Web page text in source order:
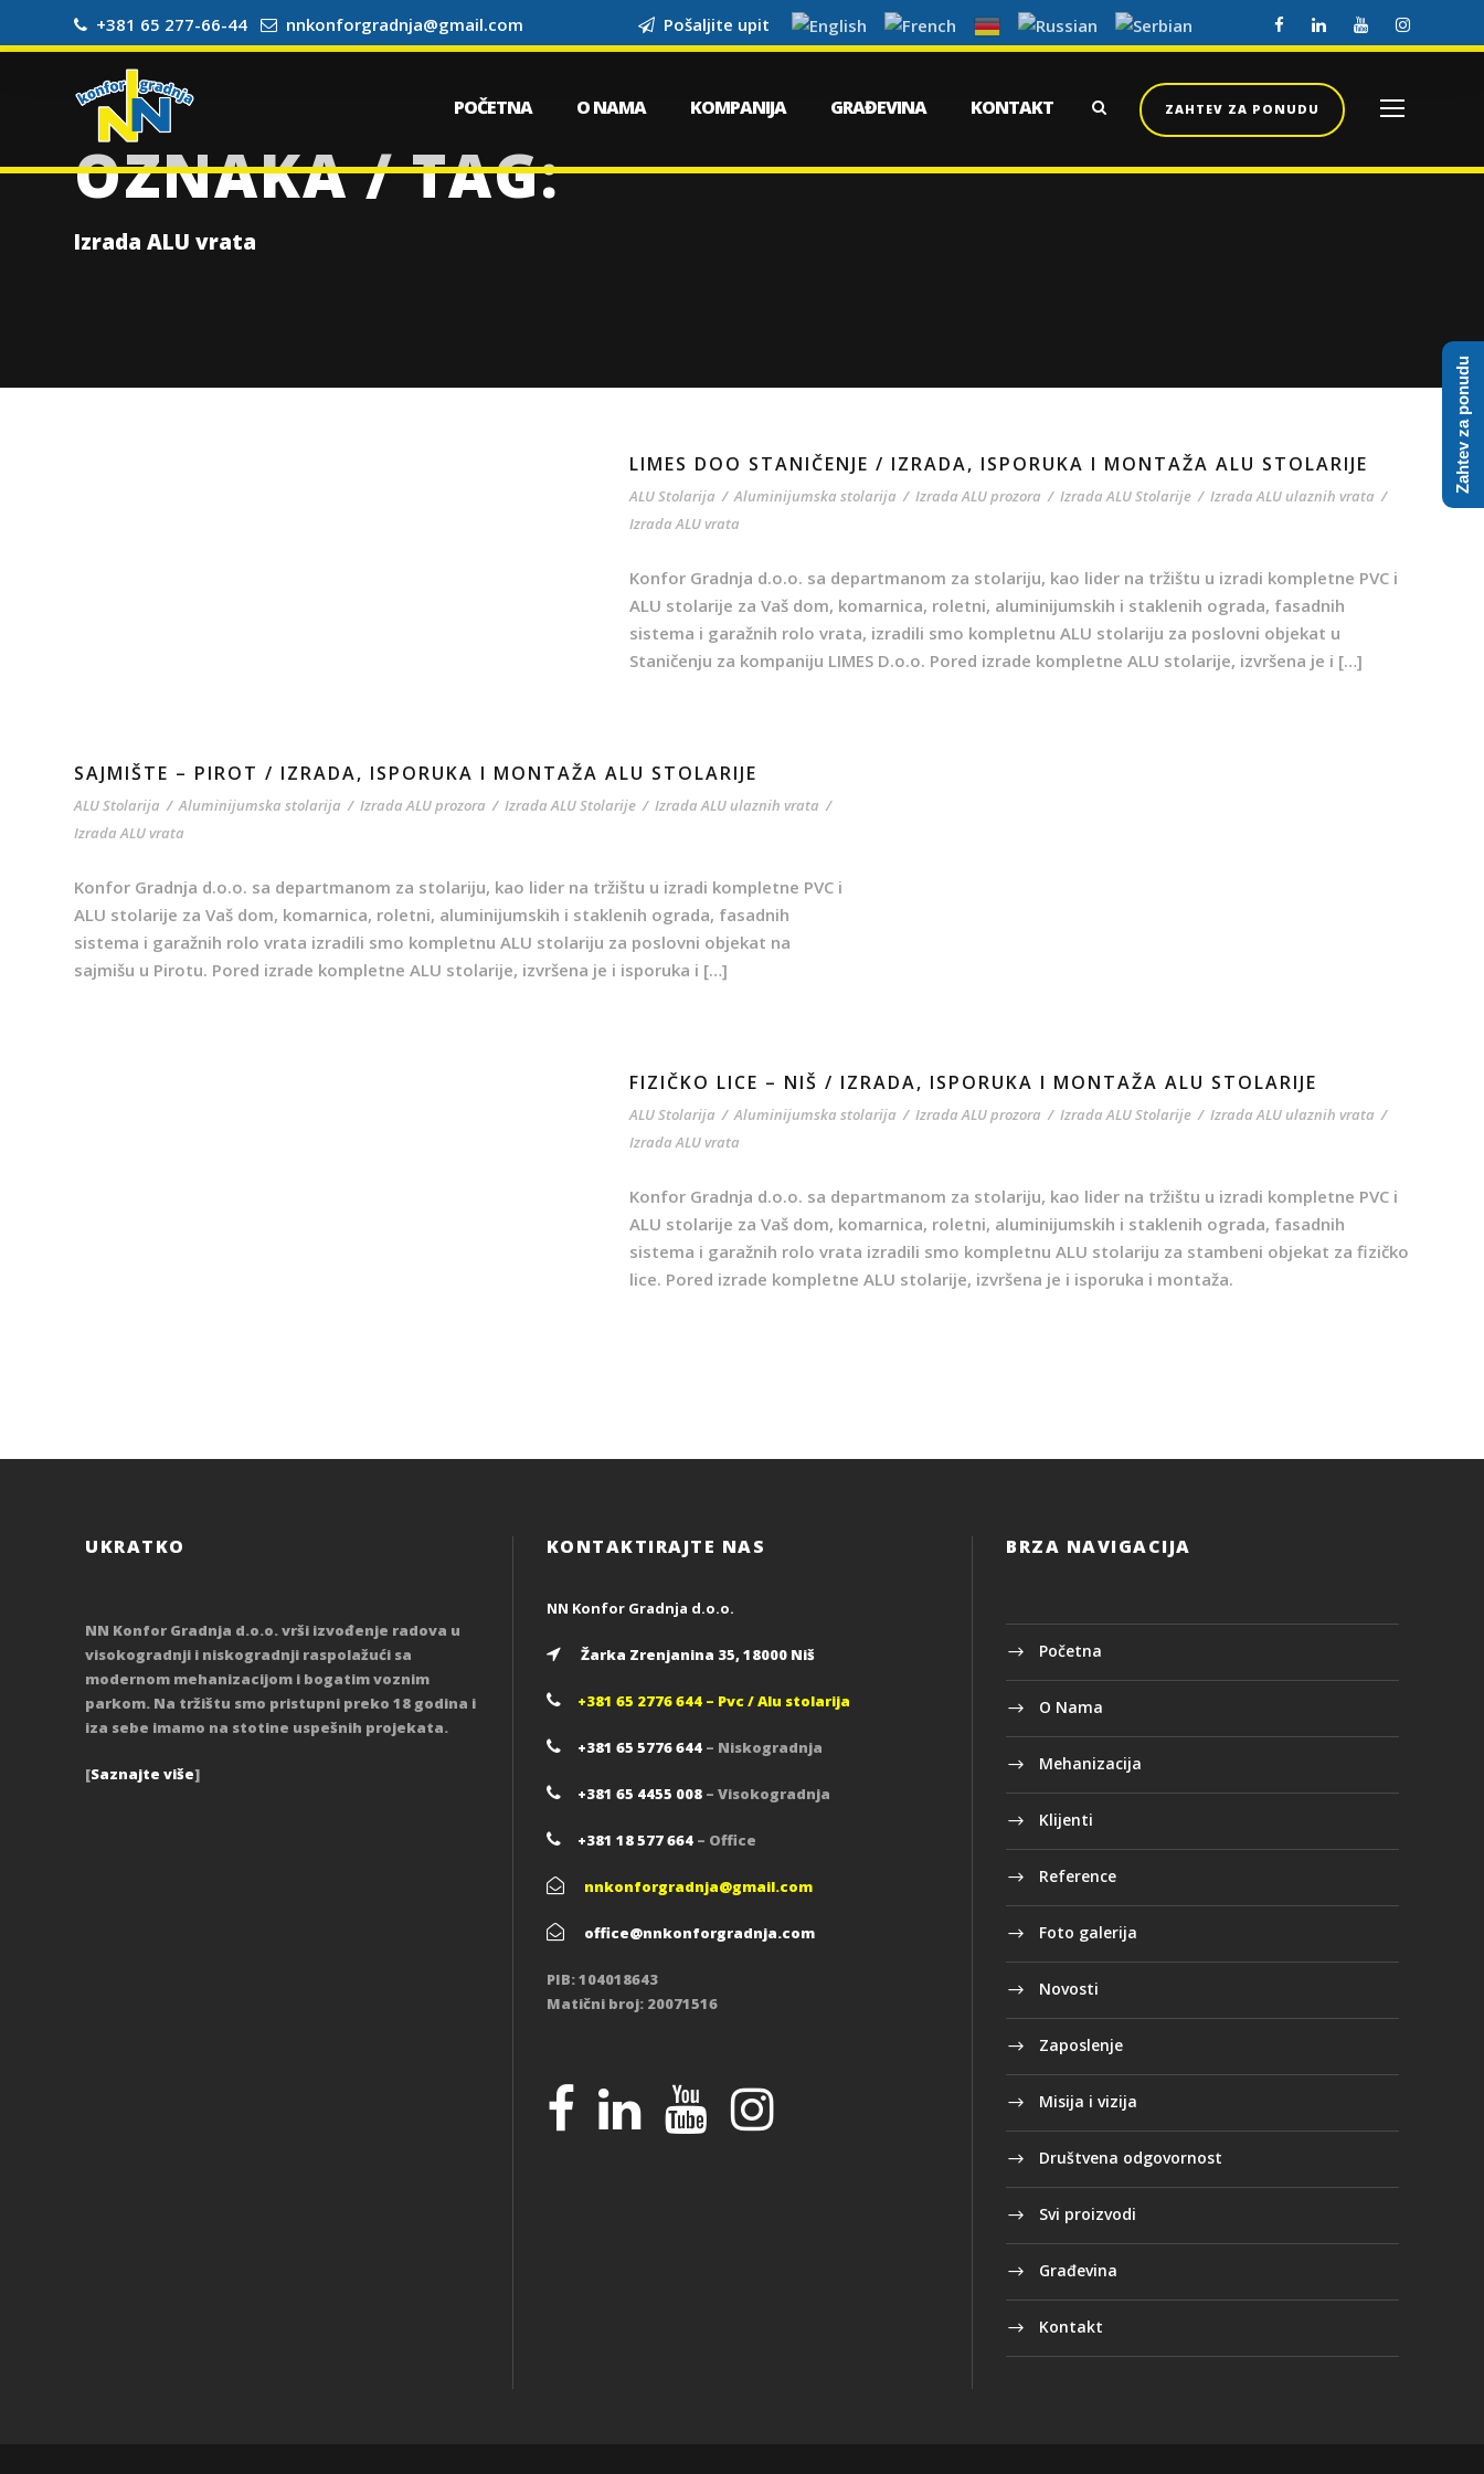
+381 65 277-66-44 nnkonforgradnja@gmail.com Pošaljite upit
POČETNA O NAMA KOMPANIJA GRAĐEVINA KONTAKT ZAHTEV ZA PONUDU
OZNAKA / TAG:
Izrada ALU vrata
LIMES DOO STANIČENJE / IZRADA, ISPORUKA I MONTAŽA ALU STOLARIJE
ALU Stolarija / Aluminijumska stolarija / Izrada ALU prozora / Izrada ALU Stolarije / Izrada ALU ulaznih vrata /
Izrada ALU vrata
Konfor Gradnja d.o.o. sa departmanom za stolariju, kao lider na tržištu u izradi kompletne PVC i
ALU stolarije za Vaš dom, komarnica, roletni, aluminijumskih i staklenih ograda, fasadnih
sistema i garažnih rolo vrata, izradili smo kompletnu ALU stolariju za poslovni objekat u
Staničenju za kompaniju LIMES D.o.o. Pored izrade kompletne ALU stolarije, izvršena je i […]
SAJMIŠTE – PIROT / IZRADA, ISPORUKA I MONTAŽA ALU STOLARIJE
ALU Stolarija / Aluminijumska stolarija / Izrada ALU prozora / Izrada ALU Stolarije / Izrada ALU ulaznih vrata /
Izrada ALU vrata
Konfor Gradnja d.o.o. sa departmanom za stolariju, kao lider na tržištu u izradi kompletne PVC i
ALU stolarije za Vaš dom, komarnica, roletni, aluminijumskih i staklenih ograda, fasadnih
sistema i garažnih rolo vrata izradili smo kompletnu ALU stolariju za poslovni objekat na
sajmišu u Pirotu. Pored izrade kompletne ALU stolarije, izvršena je i isporuka i […]
FIZIČKO LICE – NIŠ / IZRADA, ISPORUKA I MONTAŽA ALU STOLARIJE
ALU Stolarija / Aluminijumska stolarija / Izrada ALU prozora / Izrada ALU Stolarije / Izrada ALU ulaznih vrata /
Izrada ALU vrata
Konfor Gradnja d.o.o. sa departmanom za stolariju, kao lider na tržištu u izradi kompletne PVC i
ALU stolarije za Vaš dom, komarnica, roletni, aluminijumskih i staklenih ograda, fasadnih
sistema i garažnih rolo vrata izradili smo kompletnu ALU stolariju za stambeni objekat za fizičko
lice. Pored izrade kompletne ALU stolarije, izvršena je i isporuka i montaža.
UKRATKO
NN Konfor Gradnja d.o.o. vrši izvođenje radova u
visokogradnji i niskogradnji raspolažući sa
modernom mehanizacijom i bogatim voznim
parkom. Na tržištu smo pristupni preko 18 godina i
iza sebe imamo na stotine uspešnih projekata.
[Saznajte više]
KONTAKTIRAJTE NAS
NN Konfor Gradnja d.o.o.
Žarka Zrenjanina 35, 18000 Niš
+381 65 2776 644– Pvc / Alu stolarija
+381 65 5776 644– Niskogradnja
+381 65 4455 008– Visokogradnja
+381 18 577 664– Office
nnkonforgradnja@gmail.com
office@nnkonforgradnja.com
PIB: 104018643
Matični broj: 20071516
BRZA NAVIGACIJA
Početna
O Nama
Mehanizacija
Klijenti
Reference
Foto galerija
Novosti
Zaposlenje
Misija i vizija
Društvena odgovornost
Svi proizvodi
Građevina
Kontakt
Zahtev za ponudu